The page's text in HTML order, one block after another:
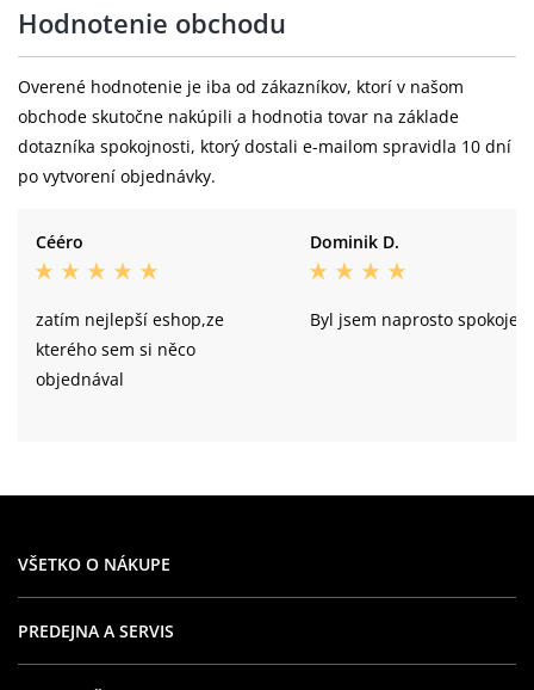
Hodnotenie obchodu
Overené hodnotenie je iba od zákazníkov, ktorí v našom
obchode skutočne nakúpili a hodnotia tovar na základe
dotazníka spokojnosti, ktorý dostali e-mailom spravidla 10 dní
po vytvorení objednávky.
Cééro
zatím nejlepší eshop,ze
kterého sem si něco
objednával
Dominik D.
Byl jsem naprosto spokojen
VŠETKO O NÁKUPE
PREDEJNA A SERVIS